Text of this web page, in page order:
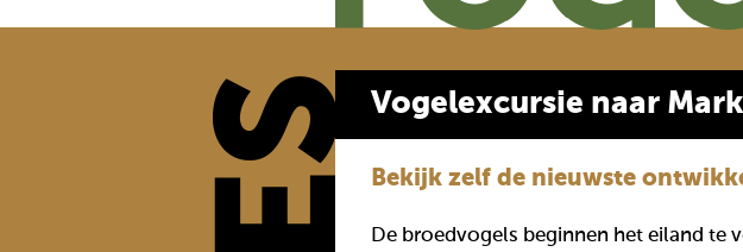
Vogelexcursie naar
Bekijk zelf de nieuwste
De broedvogels beginnen het eiland te